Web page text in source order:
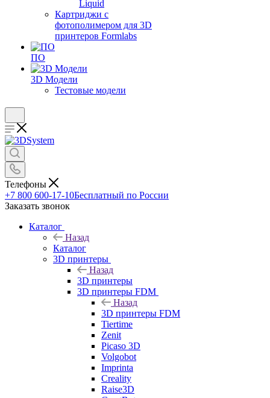
Liquid
Картриджи с
фотополимером для 3D
принтеров Formlabs
ПО
3D Модели
Тестовые модели
Телефоны
+7 800 600-17-10Бесплатный по России
Заказать звонок
Каталог
Назад
Каталог
3D принтеры
Назад
3D принтеры
3D принтеры FDM
Назад
3D принтеры FDM
Tiertime
Zenit
Picaso 3D
Volgobot
Imprinta
Creality
Raise3D